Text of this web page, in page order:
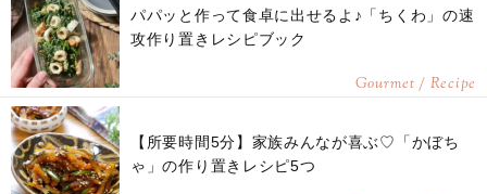
パパッと作って食卓に出せるよ♪「ちくわ」の速
攻作り置きレシピブック
Gourmet / Recipe
【所要時間5分】家族みんなが喜ぶ♡「かぼち
ゃ」の作り置きレシピ5つ